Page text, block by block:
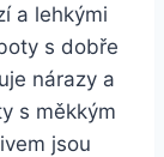
a⁤ lehkými
⁢s dobře
nárazy a
s měkkým
jsou